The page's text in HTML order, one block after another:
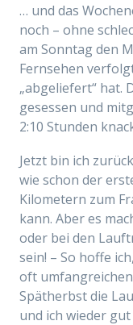
… und das
noch – ohne
am Sonntag den
Fernsehen
„abgeliefert“ hat.
gesessen und
2:10 Stunden
Jetzt bin ich
wie schon der
Kilometern zum
kann. Aber es
oder bei den
sein! – So hoffe
oft
Spätherbst die
und ich wieder